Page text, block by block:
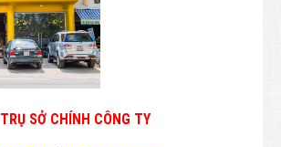
TRỤ SỞ CHÍNH CÔNG TY